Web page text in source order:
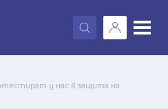
X
у нас в защита на